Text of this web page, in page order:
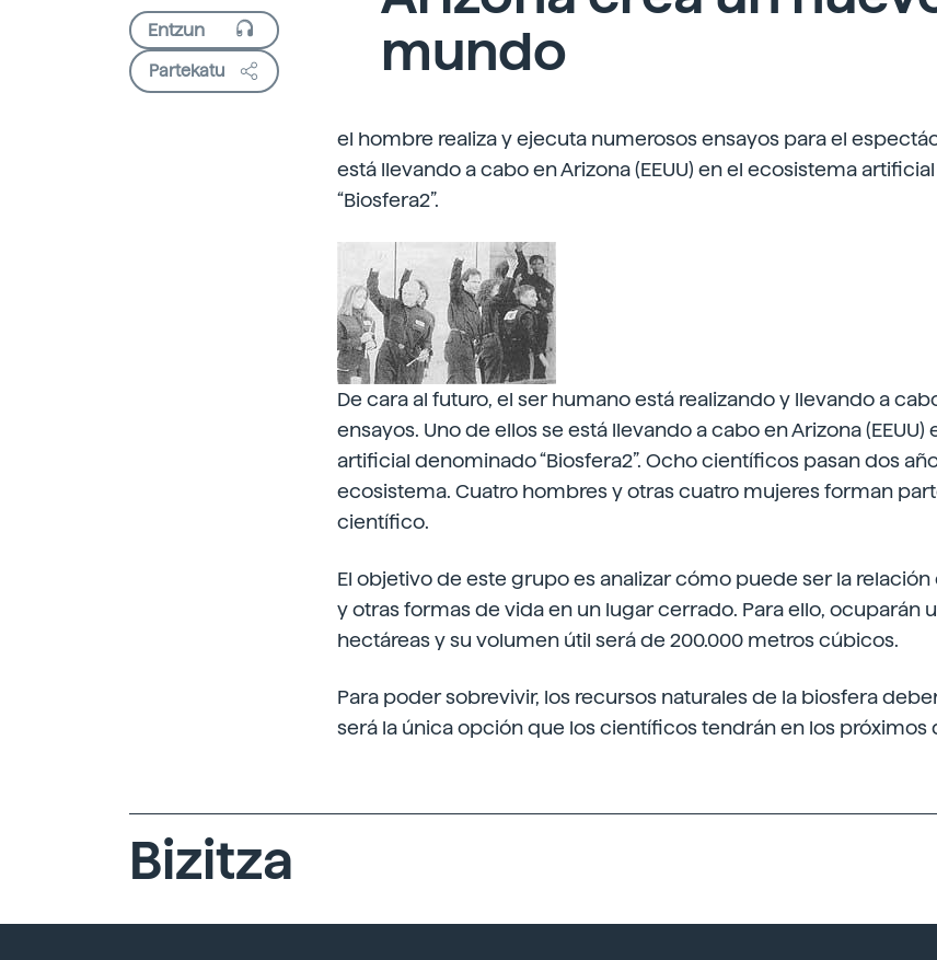
Partekatu
mundo
el hombre realiza y ejecuta numerosos ensayos para el
está llevando a cabo en Arizona (EEUU) en el ecosistema
“Biosfera2”.
De cara al futuro, el ser humano está realizando y llevando a
ensayos. Uno de ellos se está llevando a cabo en Arizona
artificial denominado “Biosfera2”. Ocho científicos pasan dos
ecosistema. Cuatro hombres y otras cuatro mujeres forman
científico.
El objetivo de este grupo es analizar cómo puede ser la
y otras formas de vida en un lugar cerrado. Para ello, ocuparán
hectáreas y su volumen útil será de 200.000 metros cúbicos.
Para poder sobrevivir, los recursos naturales de la biosfera
será la única opción que los científicos tendrán en los próximos
Bizitza